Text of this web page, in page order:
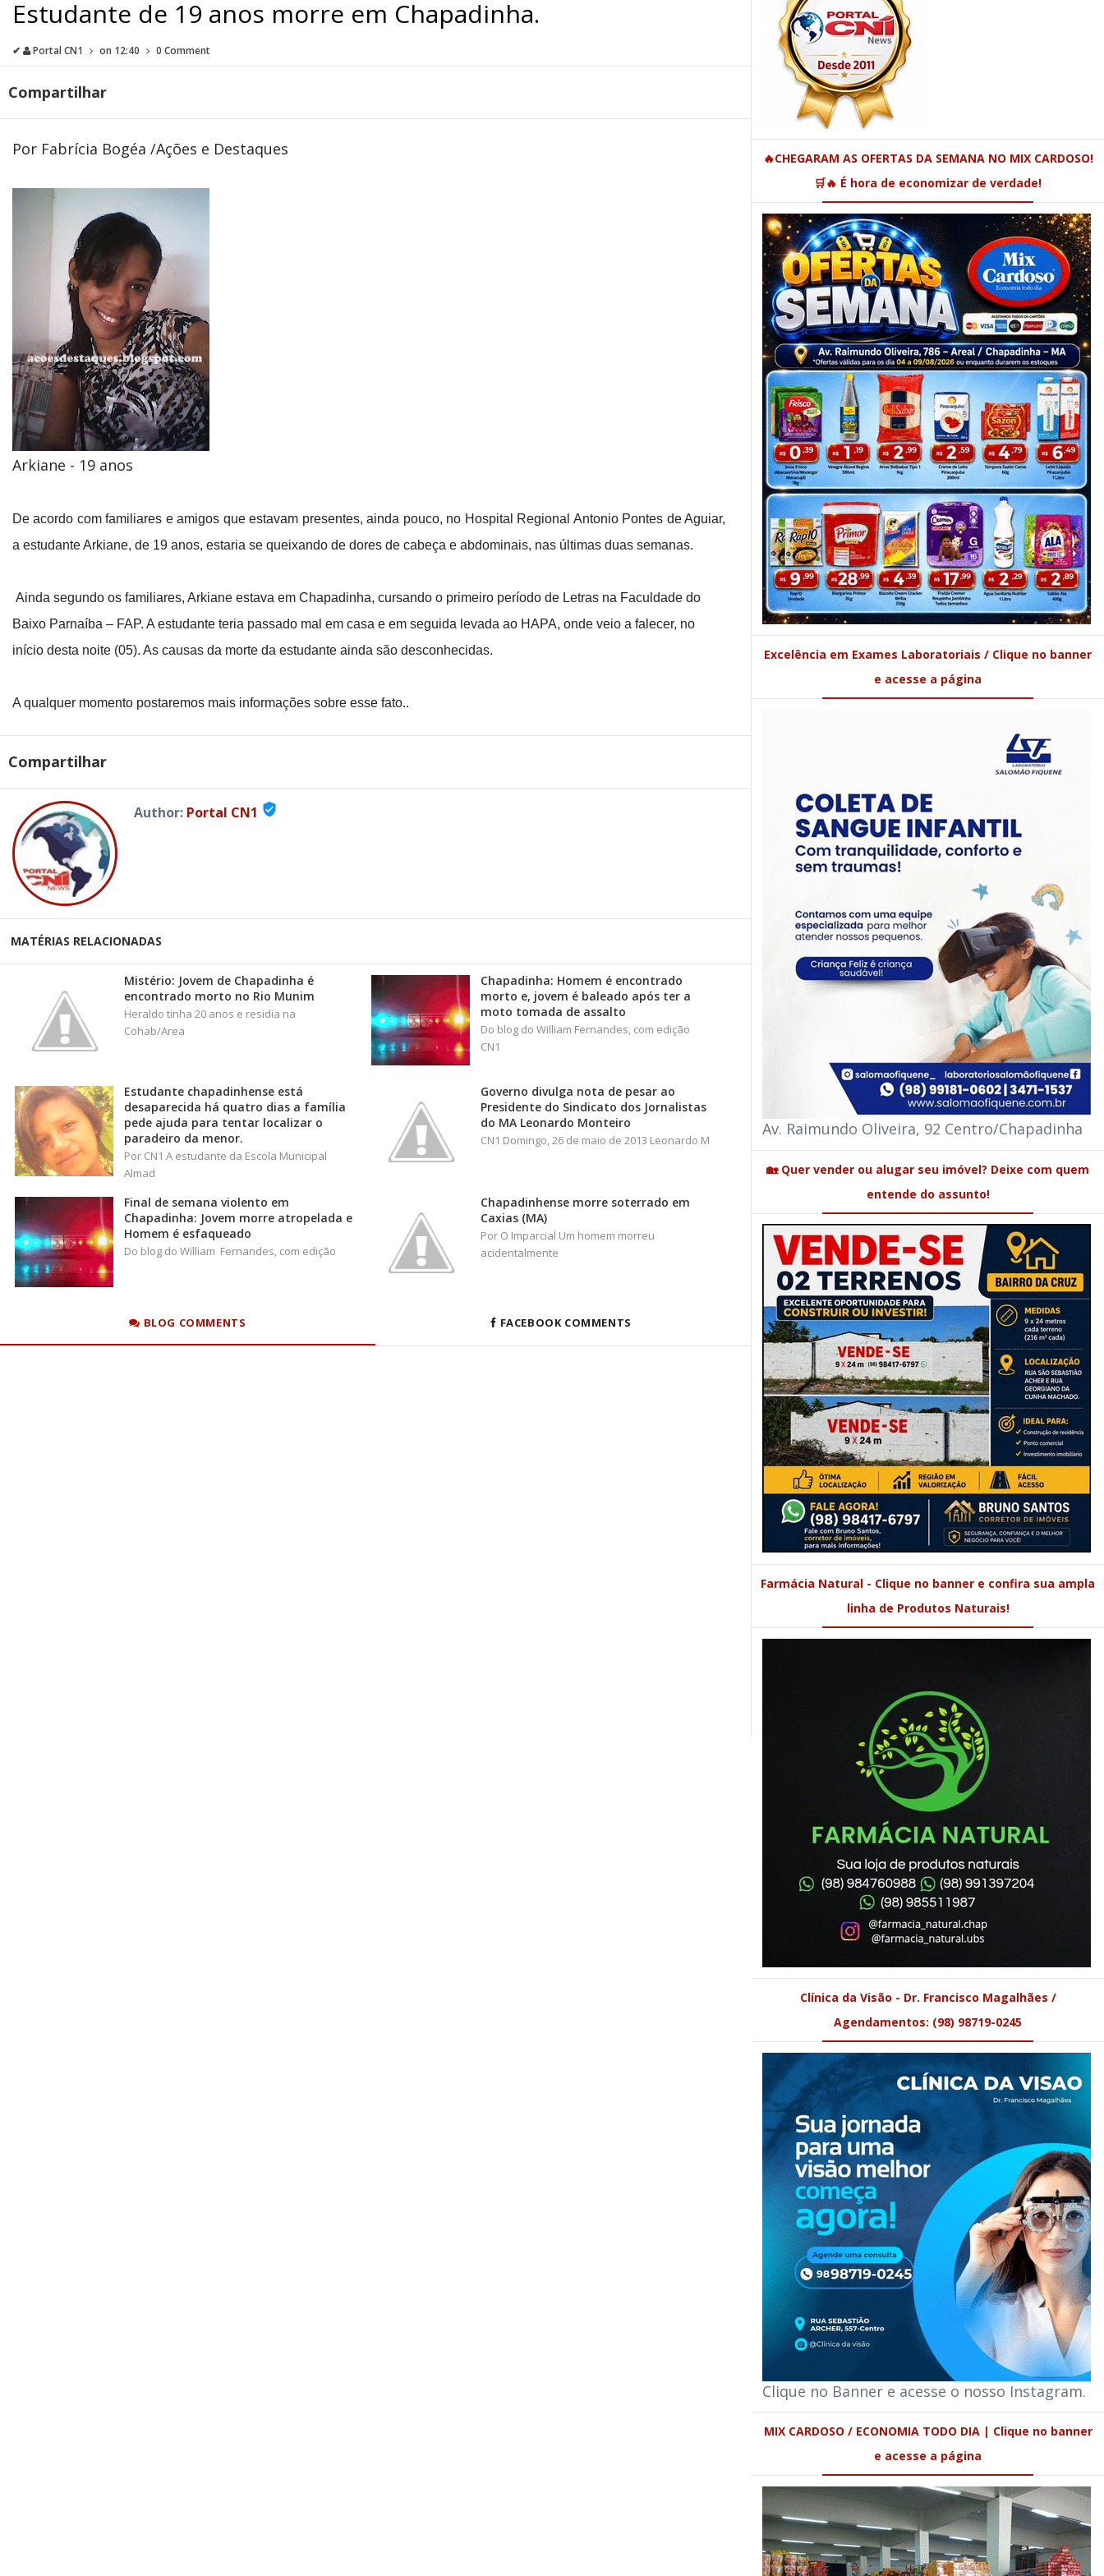
Estudante de 19 anos morre em Chapadinha.
✔ Portal CN1 on 12:40 0 Comment
Compartilhar
Por Fabrícia Bogéa /Ações e Destaques
Arkiane - 19 anos
De acordo com familiares e amigos que estavam presentes, ainda pouco, no Hospital Regional Antonio Pontes de Aguiar,
a estudante Arkiane, de 19 anos, estaria se queixando de dores de cabeça e abdominais, nas últimas duas semanas.
Ainda segundo os familiares, Arkiane estava em Chapadinha, cursando o primeiro período de Letras na Faculdade do
Baixo Parnaíba – FAP. A estudante teria passado mal em casa e em seguida levada ao HAPA, onde veio a falecer, no
início desta noite (05). As causas da morte da estudante ainda são desconhecidas.
A qualquer momento postaremos mais informações sobre esse fato..
Compartilhar
Author: Portal CN1 verified_user
MATÉRIAS RELACIONADAS
Mistério: Jovem de Chapadinha é
encontrado morto no Rio Munim
Heraldo tinha 20 anos e residia na
Cohab/Area
Chapadinha: Homem é encontrado
morto e, jovem é baleado após ter a
moto tomada de assalto
Do blog do William Fernandes, com edição
CN1
Estudante chapadinhense está
desaparecida há quatro dias a família
pede ajuda para tentar localizar o
paradeiro da menor.
Por CN1 A estudante da Escola Municipal
Almad
Governo divulga nota de pesar ao
Presidente do Sindicato dos Jornalistas
do MA Leonardo Monteiro
CN1 Domingo, 26 de maio de 2013 Leonardo M
Final de semana violento em
Chapadinha: Jovem morre atropelada e
Homem é esfaqueado
Do blog do William Fernandes, com edição
Chapadinhense morre soterrado em
Caxias (MA)
Por O Imparcial Um homem morreu
acidentalmente
BLOG COMMENTS FACEBOOK COMMENTS
🔥CHEGARAM AS OFERTAS DA SEMANA NO MIX CARDOSO!
🛒🔥 É hora de economizar de verdade!
Excelência em Exames Laboratoriais / Clique no banner
e acesse a página
Av. Raimundo Oliveira, 92 Centro/Chapadinha
🏡 Quer vender ou alugar seu imóvel? Deixe com quem
entende do assunto!
Farmácia Natural - Clique no banner e confira sua ampla
linha de Produtos Naturais!
Clínica da Visão - Dr. Francisco Magalhães /
Agendamentos: (98) 98719-0245
Clique no Banner e acesse o nosso Instagram.
MIX CARDOSO / ECONOMIA TODO DIA | Clique no banner
e acesse a página